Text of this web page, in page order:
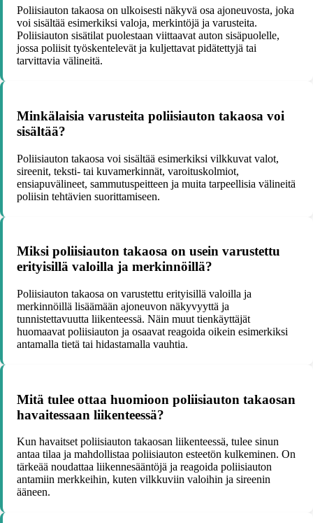
Poliisiauton takaosa on ulkoisesti näkyvä osa ajoneuvosta, joka
voi sisältää esimerkiksi valoja, merkintöjä ja varusteita.
Poliisiauton sisätilat puolestaan viittaavat auton sisäpuolelle,
jossa poliisit työskentelevät ja kuljettavat pidätettyjä tai
tarvittavia välineitä.
Minkälaisia varusteita poliisiauton takaosa voi
sisältää?
Poliisiauton takaosa voi sisältää esimerkiksi vilkkuvat valot,
sireenit, teksti- tai kuvamerkinnät, varoituskolmiot,
ensiapuvälineet, sammutuspeitteen ja muita tarpeellisia välineitä
poliisin tehtävien suorittamiseen.
Miksi poliisiauton takaosa on usein varustettu
erityisillä valoilla ja merkinnöillä?
Poliisiauton takaosa on varustettu erityisillä valoilla ja
merkinnöillä lisäämään ajoneuvon näkyvyyttä ja
tunnistettavuutta liikenteessä. Näin muut tienkäyttäjät
huomaavat poliisiauton ja osaavat reagoida oikein esimerkiksi
antamalla tietä tai hidastamalla vauhtia.
Mitä tulee ottaa huomioon poliisiauton takaosan
havaitessaan liikenteessä?
Kun havaitset poliisiauton takaosan liikenteessä, tulee sinun
antaa tilaa ja mahdollistaa poliisiauton esteetön kulkeminen. On
tärkeää noudattaa liikennesääntöjä ja reagoida poliisiauton
antamiin merkkeihin, kuten vilkkuviin valoihin ja sireenin
ääneen.